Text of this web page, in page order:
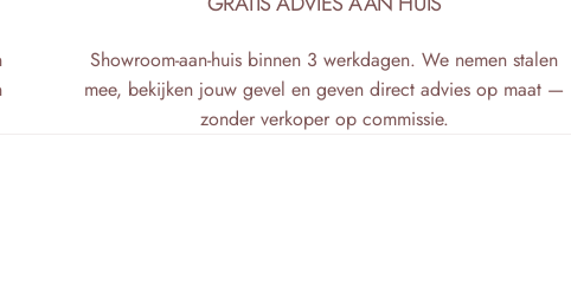
Showroom-aan-huis binnen 3 werkdagen. We nemen stalen
mee, bekijken jouw gevel en geven direct advies op maat —
zonder verkoper op commissie.